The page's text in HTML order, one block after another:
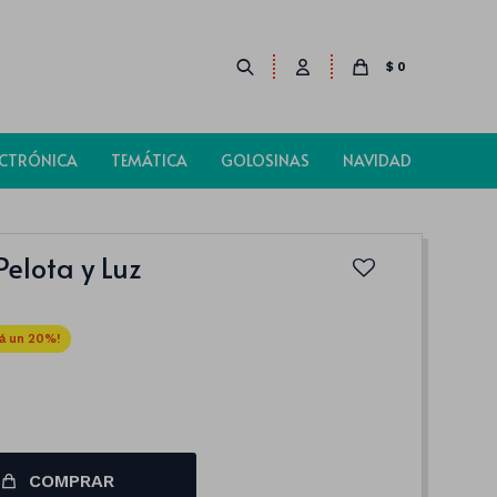
TEMÁTICA GOLOSINAS NAVIDAD
$ 0
y Luz
20
COMPRAR